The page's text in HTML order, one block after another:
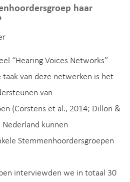
haar
“Hearing Voices Networks”
van deze netwerken is het
van
(Corstens et al., 2014; Dillon &
kunnen
Stemmenhoordersgroepen
interviewden we in totaal 30